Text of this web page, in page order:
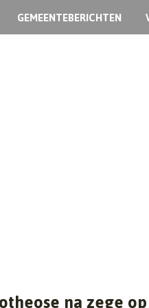
GEMEENTEBERICHTEN